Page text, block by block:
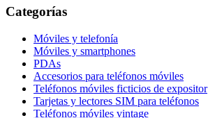
Categorías
Móviles y telefonía
Móviles y smartphones
PDAs
Accesorios para teléfonos móviles
Teléfonos móviles ficticios de expositor
Tarjetas y lectores SIM para teléfonos
Teléfonos móviles vintage